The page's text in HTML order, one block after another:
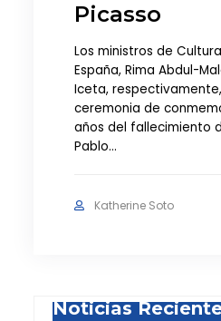
Picasso
Los ministros de
España, Rima Abdul-
Iceta,
ceremonia de
años del fallecimiento
Pablo…
Katherine Soto
Noticias